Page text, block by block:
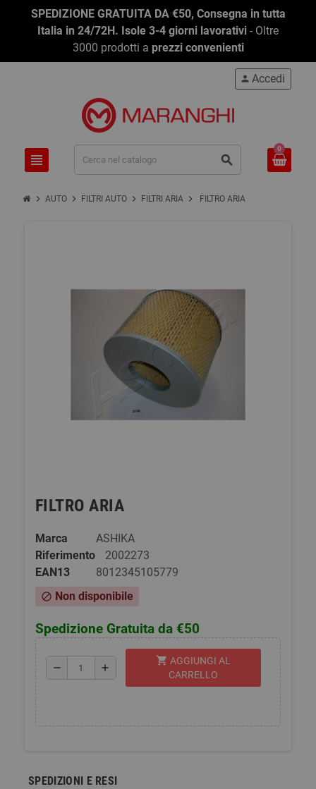
SPEDIZIONE GRATUITA DA €50, Consegna in tutta
Italia in 24/72H. Isole 3-4 giorni lavorativi - Oltre
3000 prodotti a prezzi convenienti
view_headline search
person Accedi
0
chevron_right AUTO chevron_right FILTRI AUTO chevron_right FILTRI ARIA chevron_right FILTRO ARIA
FILTRO ARIA
Marca
ASHIKA
Riferimento
2002273
EAN13
8012345105779
block Non disponibile
Spedizione Gratuita da €50
remove add
shopping_cart AGGIUNGI AL
CARRELLO
SPEDIZIONI E RESI